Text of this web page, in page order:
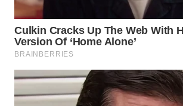
WN
TEBING
TINGGI
WN